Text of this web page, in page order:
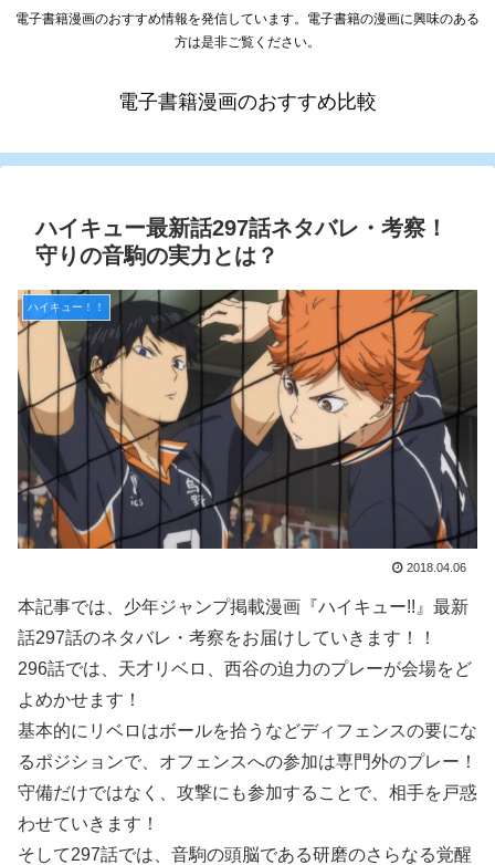
電子書籍漫画のおすすめ情報を発信しています。電子書籍の漫画に興味のある
方は是非ご覧ください。
電子書籍漫画のおすすめ比較
ハイキュー最新話297話ネタバレ・考察！
守りの音駒の実力とは？
ハイキュー！！
2018.04.06
本記事では、少年ジャンプ掲載漫画『ハイキュー!!』最新
話297話のネタバレ・考察をお届けしていきます！！
296話では、天才リベロ、西谷の迫力のプレーが会場をど
よめかせます！
基本的にリベロはボールを拾うなどディフェンスの要にな
るポジションで、オフェンスへの参加は専門外のプレー！
守備だけではなく、攻撃にも参加することで、相手を戸惑
わせていきます！
そして297話では、音駒の頭脳である研磨のさらなる覚醒